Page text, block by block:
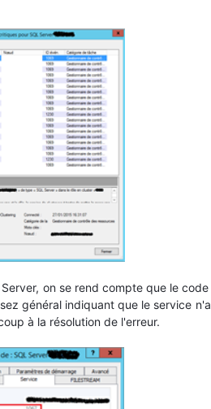
on se rend compte que le
général indiquant que le service
à la résolution de l'erreur.